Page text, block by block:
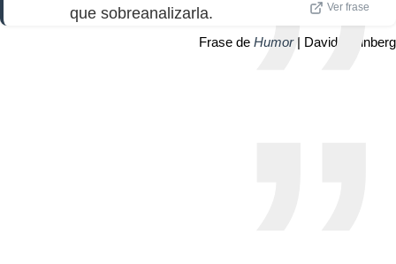
que sobreanalizarla.
Ver frase
Frase de Humor| David Steinberg